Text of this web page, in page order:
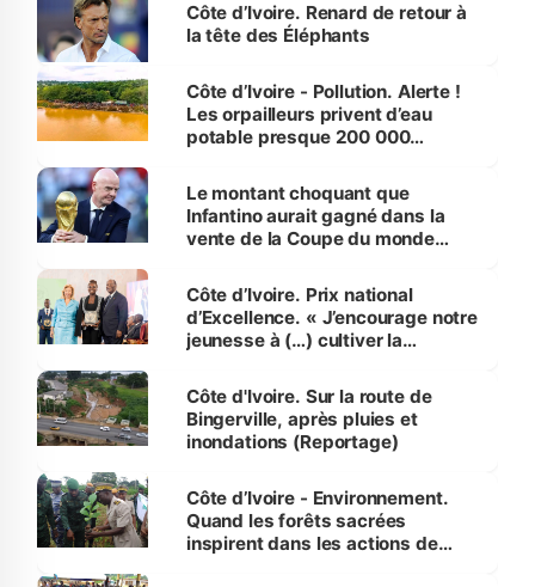
Côte d’Ivoire. Renard de retour à
la tête des Éléphants
Côte d’Ivoire - Pollution. Alerte !
Les orpailleurs privent d’eau
potable presque 200 000
Le montant choquant que
Infantino aurait gagné dans la
vente de la Coupe du monde
Côte d’Ivoire. Prix national
d’Excellence. « J’encourage notre
jeunesse à (…) cultiver la
(Alassane Ouattara
Côte d'Ivoire. Sur la route de
Bingerville, après pluies et
inondations (Reportage)
Côte d’Ivoire - Environnement.
Quand les forêts sacrées
inspirent dans les actions de